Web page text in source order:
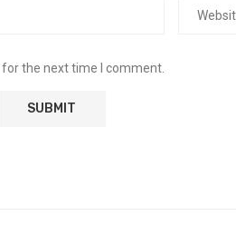
the next time I comment.